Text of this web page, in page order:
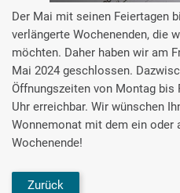
Der Mai mit seinen Feiertagen
verlängerte Wochenenden, die
möchten. Daher haben wir am
Mai 2024 geschlossen.
Öffnungszeiten von Montag bis
Uhr erreichbar. Wir wünschen
Wonnemonat mit dem ein oder
Wochenende!
Zurück